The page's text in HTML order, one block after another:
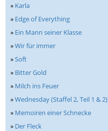
» Karla
» Edge of Everything
» Ein Mann seiner Klasse
»Wir für immer
»Soft
» Bitter Gold
» Milch ins Feuer
»Wednesday (Staffel 2, Teil 1 & 2)
» Memoiren einer Schnecke
» Der Fleck